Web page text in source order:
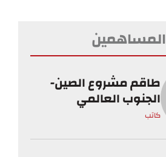
المساهمين
طاقم مشروع الصين-
الجنوب العالمي
كاتب